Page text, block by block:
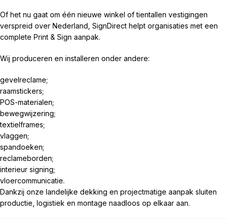
Of het nu gaat om één nieuwe winkel of tientallen vestigingen
verspreid over Nederland, SignDirect helpt organisaties met een
complete Print & Sign aanpak.
Wij produceren en installeren onder andere:
gevelreclame;
raamstickers;
POS-materialen;
bewegwijzering;
textielframes;
vlaggen;
spandoeken;
reclameborden;
interieur signing;
vloercommunicatie.
Dankzij onze landelijke dekking en projectmatige aanpak sluiten
productie, logistiek en montage naadloos op elkaar aan.